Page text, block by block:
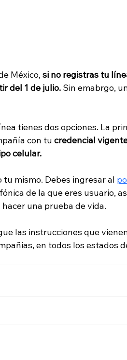
México, si no registras tu
del 1 de julio. Sin emabrgo,
tienes dos opciones. La
con tu credencial
celular.
mismo. Debes ingresar al
de la que eres usuario,
una prueba de vida.
las instrucciones que
en todos los estados